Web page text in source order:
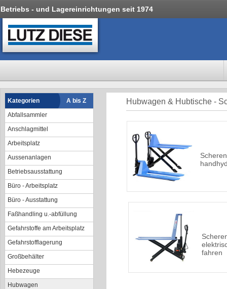
Betriebs - und Lagereinrichtungen seit 1974
Kategorien
A bis Z
Abfallsammler
Anschlagmittel
Arbeitsplatz
Aussenanlagen
Betriebsausstattung
Büro - Arbeitsplatz
Büro - Ausstattung
Faßhandling u.-abfüllung
Gefahrstoffe am Arbeitsplatz
Gefahrstofflagerung
Großbehälter
Hebezeuge
Hubwagen
Hubwagen & Hubtische -
fahren